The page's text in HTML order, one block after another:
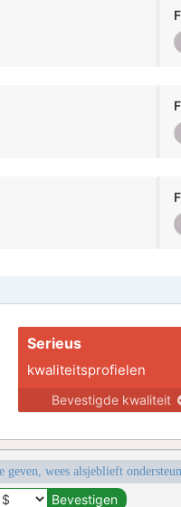
Serieus
kwaliteitsprofielen
Bevestigde kwaliteit
geven, wees alsjeblieft